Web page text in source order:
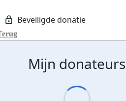
Mijn donateurs